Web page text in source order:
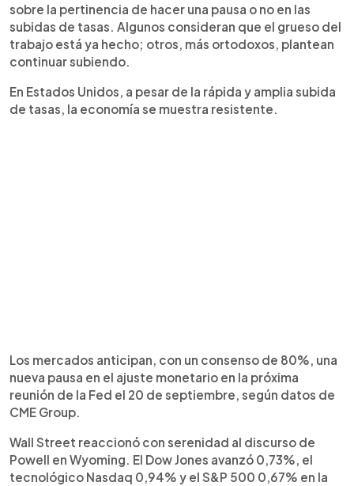
sobre la pertinencia de hacer una pausa o no en las
subidas de tasas. Algunos consideran que el grueso del
trabajo está ya hecho; otros, más ortodoxos, plantean
continuar subiendo.
En Estados Unidos, a pesar de la rápida y amplia subida
de tasas, la economía se muestra resistente.
Los mercados anticipan, con un consenso de 80%, una
nueva pausa en el ajuste monetario en la próxima
reunión de la Fed el 20 de septiembre, según datos de
CME Group.
Wall Street reaccionó con serenidad al discurso de
Powell en Wyoming. El Dow Jones avanzó 0,73%, el
tecnológico Nasdaq 0,94% y el S&P 500 0,67% en la